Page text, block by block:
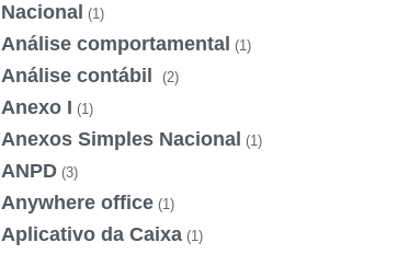
Nacional (1)
Análise comportamental (1)
Análise contábil (2)
Anexo I (1)
Anexos Simples Nacional (1)
ANPD (3)
Anywhere office (1)
Aplicativo da Caixa (1)